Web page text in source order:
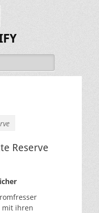
Reserve
mit ihren